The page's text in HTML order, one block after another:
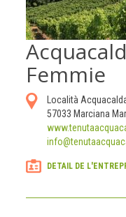
Femmie
Località
57033 Marciana
DETAIL DE